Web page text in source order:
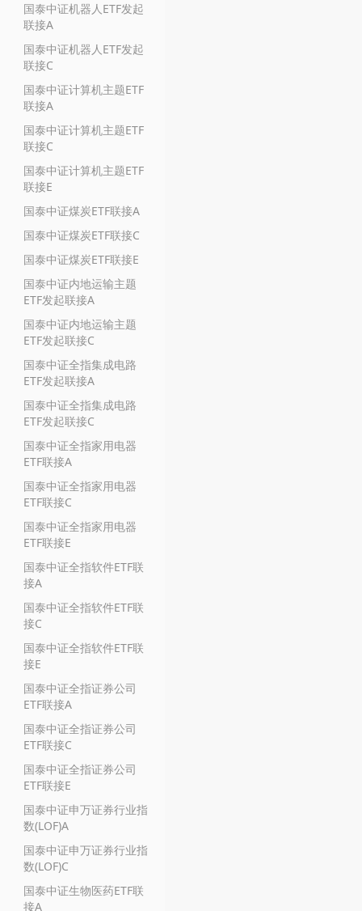
国泰中证机器人ETF发起
联接A
国泰中证机器人ETF发起
联接C
国泰中证计算机主题ETF
联接A
国泰中证计算机主题ETF
联接C
国泰中证计算机主题ETF
联接E
国泰中证煤炭ETF联接A
国泰中证煤炭ETF联接C
国泰中证煤炭ETF联接E
国泰中证内地运输主题
ETF发起联接A
国泰中证内地运输主题
ETF发起联接C
国泰中证全指集成电路
ETF发起联接A
国泰中证全指集成电路
ETF发起联接C
国泰中证全指家用电器
ETF联接A
国泰中证全指家用电器
ETF联接C
国泰中证全指家用电器
ETF联接E
国泰中证全指软件ETF联
接A
国泰中证全指软件ETF联
接C
国泰中证全指软件ETF联
接E
国泰中证全指证券公司
ETF联接A
国泰中证全指证券公司
ETF联接C
国泰中证全指证券公司
ETF联接E
国泰中证申万证券行业指
数(LOF)A
国泰中证申万证券行业指
数(LOF)C
国泰中证生物医药ETF联
接A